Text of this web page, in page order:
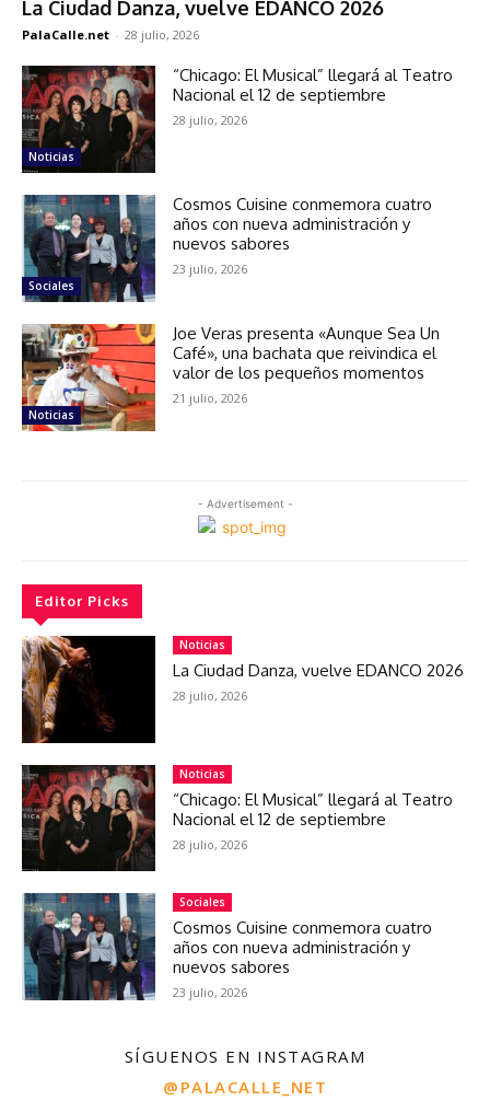
La Ciudad Danza, vuelve EDANCO 2026
PalaCalle.net - 28 julio, 2026
Noticias
“Chicago: El Musical” llegará al Teatro
Nacional el 12 de septiembre
28 julio, 2026
Sociales
Cosmos Cuisine conmemora cuatro
años con nueva administración y
nuevos sabores
23 julio, 2026
Noticias
Joe Veras presenta «Aunque Sea Un
Café», una bachata que reivindica el
valor de los pequeños momentos
21 julio, 2026
- Advertisement -
Editor Picks
Noticias
La Ciudad Danza, vuelve EDANCO 2026
28 julio, 2026
Noticias
“Chicago: El Musical” llegará al Teatro
Nacional el 12 de septiembre
28 julio, 2026
Sociales
Cosmos Cuisine conmemora cuatro
años con nueva administración y
nuevos sabores
23 julio, 2026
SÍGUENOS EN INSTAGRAM
@PALACALLE_NET